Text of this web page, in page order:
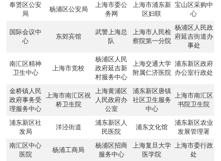
奉贤区公安
局
杨浦区公安局
上海市委公
务网
上海市浦东新
区妇联
宝山区采购中
心
国际会议中
心
东郊宾馆
武警上海总
队
上海市人民检
察院第一分院
杨浦区人民政
府延吉街道办
事处
南汇区精神
卫生中心
上海市党校
杨浦区人民
政府延吉新
村服务中心
上海交通大学
附属仁济医院
浦东新区政府
办公室行政处
金桥镇人民
政府事务受
理服务中心
上海市南汇区祝
桥卫生院
上海黄浦区
人民政府办
公室
浦东新区唐镇
社区卫生服务
中心
上海市南汇区
书院卫生院
浦东新区社
发局
洋泾街道
浦东新区人
民医院
浦东文化馆
浦东新区农业
发展管理署
南汇区中心
医院
杨浦工商局
杨浦区招商
服务中心
上海复旦大学
医学院
上海市委行政
处